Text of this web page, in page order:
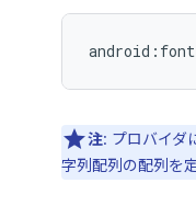
注: プロバイダ
字列配列の配列を